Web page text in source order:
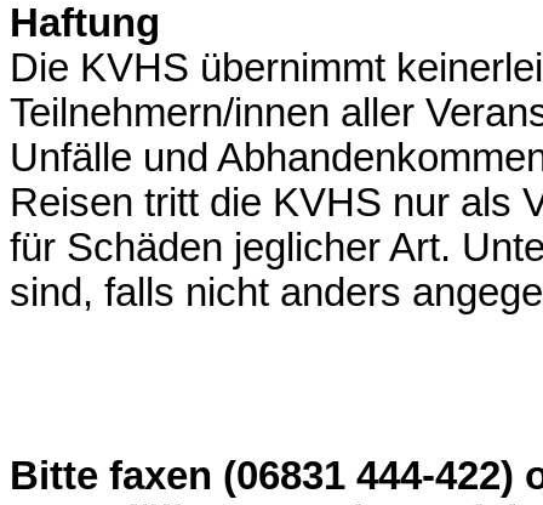
Haftung
Die KVHS übernimmt
Teilnehmern/innen aller
Unfälle und
Reisen tritt die KVHS nur als
für Schäden jeglicher Art.
sind, falls nicht anders
Bitte faxen (06831 444-